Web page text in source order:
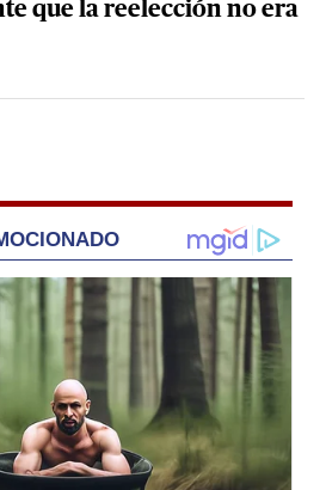
que la reelección no era